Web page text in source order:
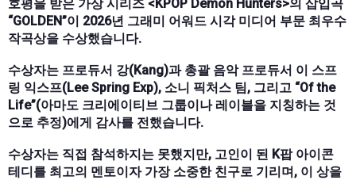
호평을 받은 가상 시리즈 <KPOP Demon Hunters>의 삽입곡
“GOLDEN”이 2026년 그래미 어워드 시각 미디어 부문 최우수
작곡상을 수상했습니다.
수상자는 프로듀서 강(Kang)과 총괄 음악 프로듀서 이 스프
링 익스프(Lee Spring Exp), 소니 픽처스 팀, 그리고 “Of the
Life”(아마도 크리에이티브 그룹이나 레이블을 지칭하는 것
으로 추정)에게 감사를 전했습니다.
수상자는 직접 참석하지는 못했지만, 고인이 된 K팝 아이콘
테디를 최고의 멘토이자 가장 소중한 친구로 기리며, 이 상을